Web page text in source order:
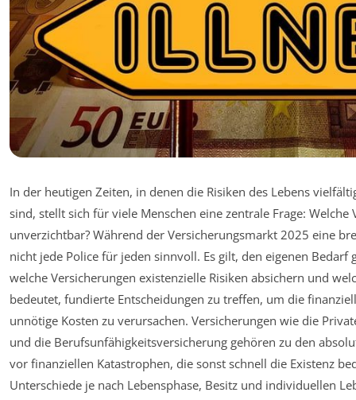
In der heutigen Zeiten, in denen die Risiken des Lebens
sind, stellt sich für viele Menschen eine zentrale Frage:
unverzichtbar? Während der Versicherungsmarkt 2025 eine
nicht jede Police für jeden sinnvoll. Es gilt, den eigenen Bedarf
welche Versicherungen existenzielle Risiken absichern und
bedeutet, fundierte Entscheidungen zu treffen, um die
unnötige Kosten zu verursachen. Versicherungen wie die
und die Berufsunfähigkeitsversicherung gehören zu den
vor finanziellen Katastrophen, die sonst schnell die Existenz
Unterschiede je nach Lebensphase, Besitz und individuellen